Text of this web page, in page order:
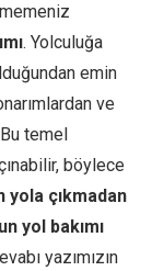
. Yolculuğa
emin
ve
temel
böylece
yola çıkmadan
yol bakımı
yazımızın